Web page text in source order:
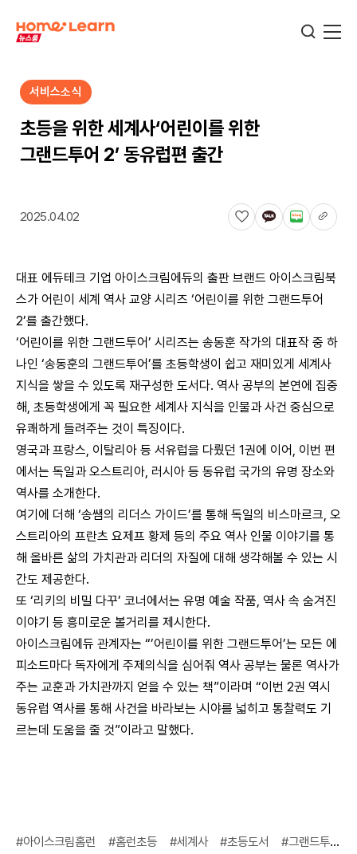
기업뉴스
서비스뉴스
교육정보
학습정보
서비스소식
초등을 위한 세계사‘어린이를 위한
그랜드투어 2’ 동유럽편 출간
2025.04.02
대표 에듀테크 기업 아이스크림에듀의 출판 브랜드 아이스크림북
스가 어린이 세계 역사 교양 시리즈 ‘어린이를 위한 그랜드투어
2’를 출간했다.
‘어린이를 위한 그랜드투어’ 시리즈는 송동훈 작가의 대표작 중 하
나인 ‘송동훈의 그랜드투어’를 초등학생이 쉽고 재미있게 세계사
지식을 쌓을 수 있도록 재구성한 도서다. 역사 공부의 본연에 집중
해, 초등학생에게 꼭 필요한 세계사 지식을 인물과 사건 중심으로
유쾌하게 들려주는 것이 특징이다.
영국과 프랑스, 이탈리아 등 서유럽을 다뤘던 1권에 이어, 이번 편
에서는 독일과 오스트리아, 러시아 등 동유럽 국가의 유명 장소와
역사를 소개한다.
여기에 더해 ‘송쌤의 리더스 가이드’를 통해 독일의 비스마르크, 오
스트리아의 프란츠 요제프 황제 등의 주요 역사 인물 이야기를 통
해 올바른 삶의 가치관과 리더의 자질에 대해 생각해볼 수 있는 시
간도 제공한다.
또 ‘리키의 비밀 다꾸’ 코너에서는 유명 예술 작품, 역사 속 숨겨진
이야기 등 흥미로운 볼거리를 제시한다.
아이스크림에듀 관계자는 “’어린이를 위한 그랜드투어’는 모든 에
피소드마다 독자에게 주제의식을 심어줘 역사 공부는 물론 역사가
주는 교훈과 가치관까지 얻을 수 있는 책”이라며 “이번 2권 역시
동유럽 역사를 통해 사건을 바라보는 시야를 넓히고 통찰력도 기
르는데 도움을 줄 것”이라고 말했다.
#아이스크림홈런 #홈런초등 #세계사 #초등도서 #그랜드투어